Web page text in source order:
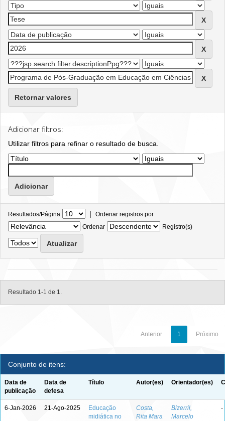
Retornar valores
Adicionar filtros:
Utilizar filtros para refinar o resultado de busca.
Resultados/Página | Ordenar registros por
Ordenar
Registro(s)
Resultado 1-1 de 1.
Anterior 1 Próximo
Conjunto de itens:
Data de
publicação
Data de
defesa
Título Autor(es) Orientador(es)
6-Jan-2026 21-Ago-2025
Educação
midiática no
Costa,
Rita Mara
Bizerril,
Marcelo
-